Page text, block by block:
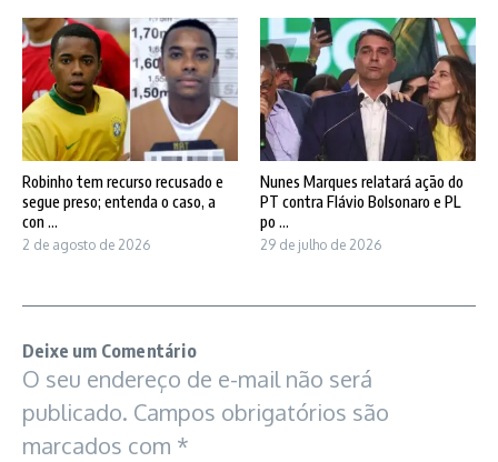
Robinho tem recurso recusado e
segue preso; entenda o caso, a
con ...
2 de agosto de 2026
Nunes Marques relatará ação do
PT contra Flávio Bolsonaro e PL
po ...
29 de julho de 2026
Deixe um Comentário
O seu endereço de e-mail não será
publicado. Campos obrigatórios são
marcados com *